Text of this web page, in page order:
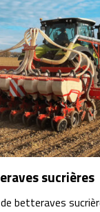
sucrières
betteraves